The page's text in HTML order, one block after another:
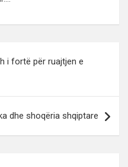
i fortë për ruajtjen e
dhe shoqëria shqiptare